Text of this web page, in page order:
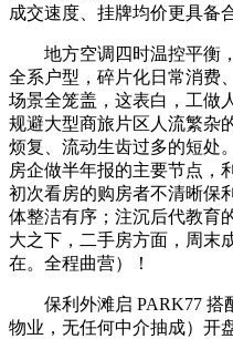
成交速度、挂牌均价更具备
地方空调四时温控平衡，
全系户型，碎片化日常消费
场景全笼盖，这表白，工做
规避大型商旅片区人流繁杂
烦复、流动生齿过多的短处
房企做半年报的主要节点，
初次看房的购房者不清晰保
体整洁有序；注沉后代教育
大之下，二手房方面，周末
在。全程曲营）！
保利外滩启 PARK77 搭
物业，无任何中介抽成）开